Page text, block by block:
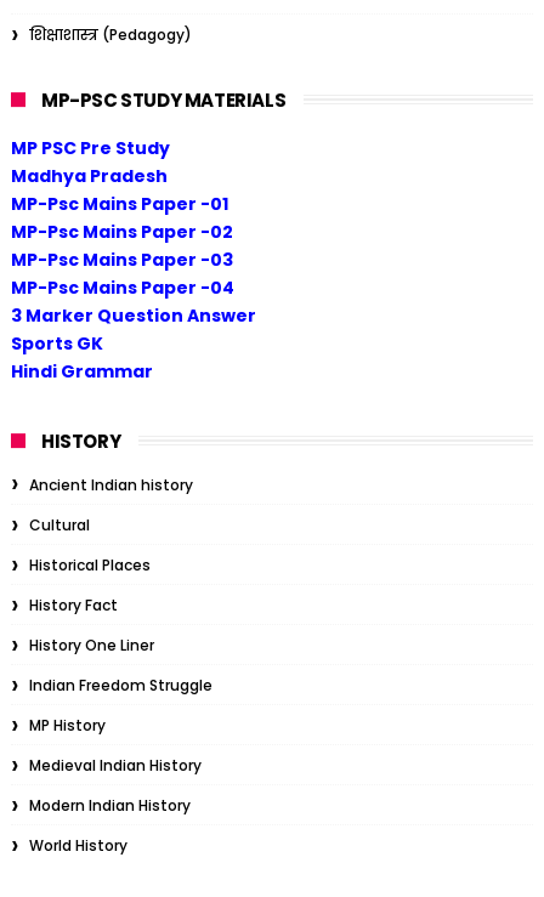
शिक्षाशास्त्र (Pedagogy)
MP-PSC STUDY MATERIALS
MP PSC Pre Study
Madhya Pradesh
MP-Psc Mains Paper -01
MP-Psc Mains Paper -02
MP-Psc Mains Paper -03
MP-Psc Mains Paper -04
3 Marker Question Answer
Sports GK
Hindi Grammar
HISTORY
Ancient Indian history
Cultural
Historical Places
History Fact
History One Liner
Indian Freedom Struggle
MP History
Medieval Indian History
Modern Indian History
World History